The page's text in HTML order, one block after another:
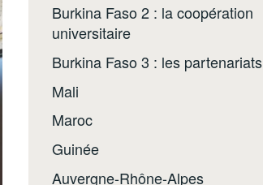
Burkina Faso 2 : la coopération
universitaire
Burkina Faso 3 : les partenariats
Mali
Maroc
Guinée
Auvergne-Rhône-Alpes